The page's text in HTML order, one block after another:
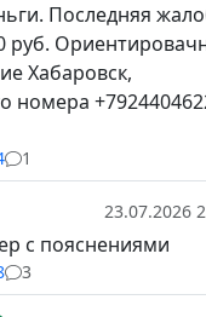
Последняя
руб.
Хабаровск,
номера
1
23.07.2026
с пояснениями
3